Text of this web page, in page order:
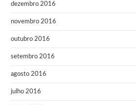
dezembro 2016
novembro 2016
outubro 2016
setembro 2016
agosto 2016
julho 2016